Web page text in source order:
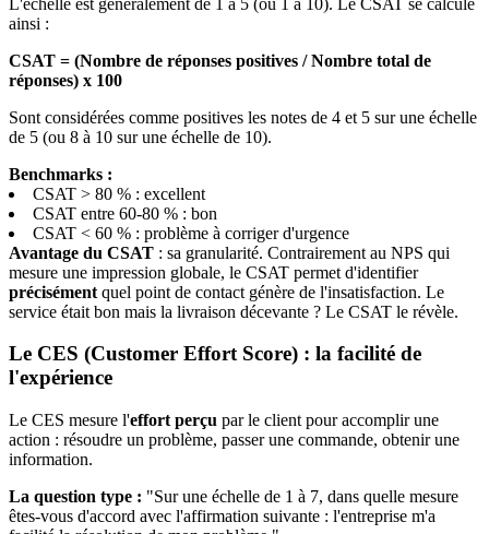
ainsi :
CSAT = (Nombre de réponses positives / Nombre total de
réponses) x 100
Sont considérées comme positives les notes de 4 et 5 sur une échelle
de 5 (ou 8 à 10 sur une échelle de 10).
Benchmarks :
CSAT > 80 % : excellent
CSAT entre 60-80 % : bon
CSAT < 60 % : problème à corriger d'urgence
Avantage du CSAT : sa granularité. Contrairement au NPS qui
mesure une impression globale, le CSAT permet d'identifier
précisément quel point de contact génère de l'insatisfaction. Le
service était bon mais la livraison décevante ? Le CSAT le révèle.
Le CES (Customer Effort Score) : la facilité de
l'expérience
Le CES mesure l'effort perçu par le client pour accomplir une
action : résoudre un problème, passer une commande, obtenir une
information.
La question type : "Sur une échelle de 1 à 7, dans quelle mesure
êtes-vous d'accord avec l'affirmation suivante : l'entreprise m'a